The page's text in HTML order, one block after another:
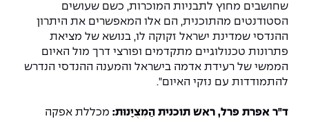
שחושבים מחוץ לתבניות המוכרות, כשם שעושים
הסטודנטים מהתוכנית, הם אלו המאפשרים את היתרון
ההנדסי שמדינת ישראל זקוקה לו, בנושא של מציאת
פתרונות טכנולוגיים מתקדמים ופורצי דרך מול האיום
הממשי של רעידת אדמה בישראל והמענה ההנדסי הנדרש
להתמודדות עם נזקי האיום".
ד"ר אפרת פרל, ראש תוכנית הַמְּצֻיָּנוּת: מכללת אפקה
כואבים את לכתם
לעבוד באפקה
היחידה לחברה ורוח
היחידה ללימודי חוץ
מרכז החדשנות והיזמות